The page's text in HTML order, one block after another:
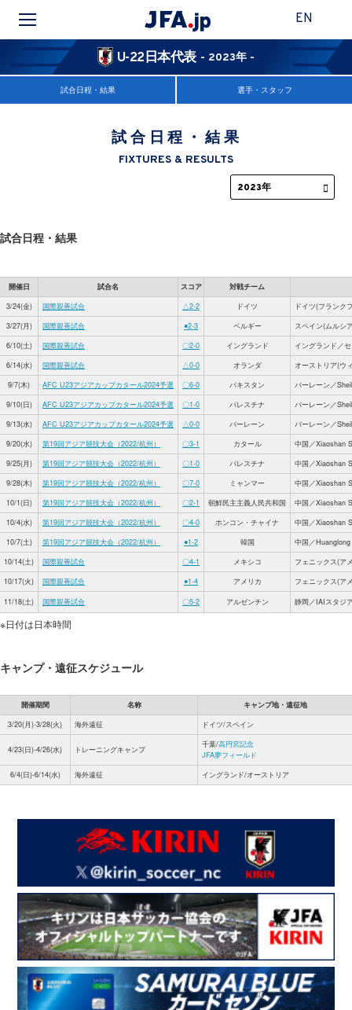
EN
U-22日本代表 - 2023年 -
試合日程・結果 選手・スタッフ
試合日程・結果
FIXTURES & RESULTS
試合日程・結果
開催日 試合名 スコア
対戦チーム
3/24(金)
国際親善試合 △2-2 ドイツ
ドイツ(フランク
3/27(月)
国際親善試合 ●2-3 ベルギー
スペイン(ムルシ
6/10(土)
国際親善試合 〇2-0 イングランド
イングランド／
6/14(水)
国際親善試合 △0-0 オランダ
オーストリア(ウ
9/7(木)
AFC U23アジアカップカタール2024予選 〇6-0 パキスタン
バーレーン／
9/10(日)
AFC U23アジアカップカタール2024予選 〇1-0 パレスチナ
バーレーン／
9/13(水)
AFC U23アジアカップカタール2024予選 △0-0 バーレーン
バーレーン／
9/20(水)
第19回アジア競技大会（2022/杭州） 〇3-1 カタール
中国／Xiaoshan
9/25(月)
第19回アジア競技大会（2022/杭州） 〇1-0 パレスチナ
中国／Xiaoshan
9/28(木)
第19回アジア競技大会（2022/杭州） 〇7-0 ミャンマー
中国／Xiaoshan
10/1(日)
第19回アジア競技大会（2022/杭州） 〇2-1 朝鮮民主主義人民共和国
中国／Xiaoshan
10/4(水)
第19回アジア競技大会（2022/杭州） 〇4-0 ホンコン・チャイナ
中国／Xiaoshan
10/7(土)
第19回アジア競技大会（2022/杭州） ●1-2 韓国
中国／
10/14(土)
国際親善試合 〇4-1 メキシコ
フェニックス(ア
10/17(火)
国際親善試合 ●1-4 アメリカ
フェニックス(ア
11/18(土)
国際親善試合 〇5-2 アルゼンチン 静岡／IAIスタジ
※日付は日本時間
キャンプ・遠征スケジュール
開催期間 名称
キャンプ地・遠征地
3/20(月)-3/28(火)
海外遠征 ドイツ/スペイン
4/23(日)-4/26(水) トレーニングキャンプ
千葉/高円宮記念
JFA夢フィールド
6/4(日)-6/14(水)
海外遠征 イングランド/オーストリア